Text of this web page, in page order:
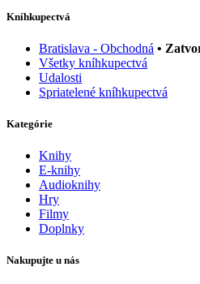
Kníhkupectvá
Bratislava - Obchodná •
Všetky kníhkupectvá
Udalosti
Spriatelené kníhkupectvá
Kategórie
Knihy
E-knihy
Audioknihy
Hry
Filmy
Doplnky
Nakupujte u nás